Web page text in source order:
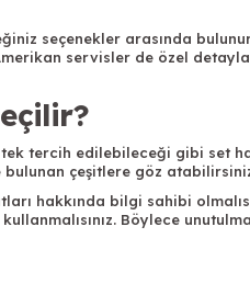
seçenekler arasında
servisler de özel
tek tercih edilebileceği gibi set
çeşitlere göz
hakkında bilgi sahibi
Böylece